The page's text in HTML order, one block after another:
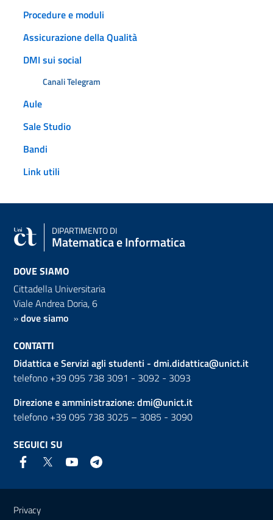
Procedure e moduli
Assicurazione della Qualità
DMI sui social
Canali Telegram
Aule
Sale Studio
Bandi
Link utili
DIPARTIMENTO DI
Matematica e Informatica
DOVE SIAMO
Cittadella Universitaria
Viale Andrea Doria, 6
»dove siamo
CONTATTI
Didattica e Servizi agli studenti - dmi.didattica@unict.it
telefono +39 095 738 3091 - 3092 - 3093
Direzione e amministrazione: dmi@unict.it
telefono +39 095 738 3025 – 3085 - 3090
SEGUICI SU
Link e informazioni utili
Privacy